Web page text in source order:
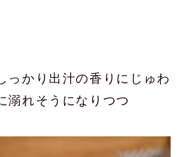
っかり出汁の香りにじゅわ
溺れそうになりつつ